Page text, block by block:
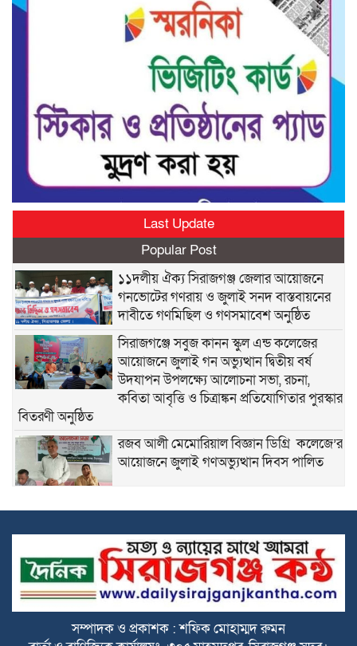
Last Update
Popular Post
১১দলীয় ঐক্য সিরাজগঞ্জ জেলার আয়োজনে
গনভোটের গণরায় ও জুলাই সনদ বাস্তবায়নের
দাবীতে গণমিছিল ও গণসমাবেশ অনুষ্ঠিত
সিরাজগঞ্জে সবুজ কানন স্কুল এন্ড কলেজের
আয়োজনে জুলাই গন অভ্যুত্থান দ্বিতীয় বর্ষ
উদযাপন উপলক্ষ্যে আলোচনা সভা, রচনা,
কবিতা আবৃত্তি ও চিত্রাঙ্কন প্রতিযোগিতার পুরস্কার
বিতরণী অনুষ্ঠিত
রজব আলী মেমোরিয়াল বিজ্ঞান ডিগ্রি কলেজে’র
আয়োজনে জুলাই গণঅভ্যুত্থান দিবস পালিত
সিরাজগঞ্জে জেলা পর্যায়ে নৌযান শুমারি নিয়ে
রহমতগঞ্জ বটতলা মোড়ে চা চক্র ও মতবিনিময়
সভায় প্রধান অতিথির বক্তব্য রাখেন জেলা
বিএনপির সাধারণ সম্পাদক মোঃ সাইদুর রহমান
বাচ্চু
সম্পাদক ও প্রকাশক : শফিক মোহাম্মদ রুমন